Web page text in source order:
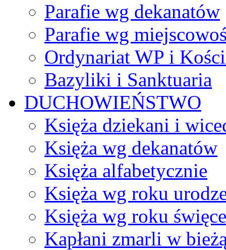
Parafie wg dekanatów
Parafie wg
Ordynariat WP i
Bazyliki i Sanktuaria
DUCHOWIEŃSTWO
Księża dziekani i
Księża wg dekanatów
Księża alfabetycznie
Księża wg roku
Księża wg roku
Kapłani zmarli w